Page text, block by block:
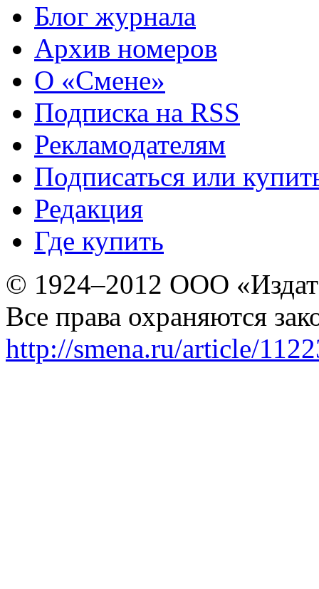
Блог журнала
Архив номеров
О «Смене»
Подписка на RSS
Рекламодателям
Подписаться или
Редакция
Где купить
© 1924–2012 ООО
Все права охраняются
http://smena.ru/article/